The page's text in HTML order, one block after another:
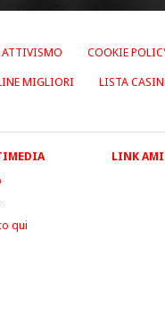
ATTIVISMO COOKIE
MIGLIORI LISTA
qui
LINK